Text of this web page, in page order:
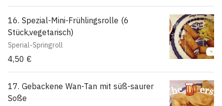
16. Spezial-Mini-Frühlingsrolle (6
Stück,vegetarisch)
Sperial-Springroll
4,50 €
17. Gebackene Wan-Tan mit süß-saurer
Soße